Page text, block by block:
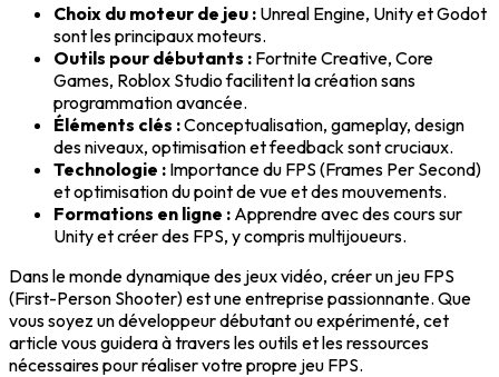
Choix du moteur de jeu : Unreal Engine, Unity et Godot
sont les principaux moteurs.
Outils pour débutants : Fortnite Creative, Core
Games, Roblox Studio facilitent la création sans
programmation avancée.
Éléments clés :Conceptualisation, gameplay, design
des niveaux, optimisation et feedback sont cruciaux.
Technologie : Importance du FPS (Frames Per Second)
et optimisation du point de vue et des mouvements.
Formations en ligne : Apprendre avec des cours sur
Unity et créer des FPS, y compris multijoueurs.
Dans le monde dynamique des jeux vidéo, créer un jeu FPS
(First-Person Shooter) est une entreprise passionnante. Que
vous soyez un développeur débutant ou expérimenté, cet
article vous guidera à travers les outils et les ressources
nécessaires pour réaliser votre propre jeu FPS.